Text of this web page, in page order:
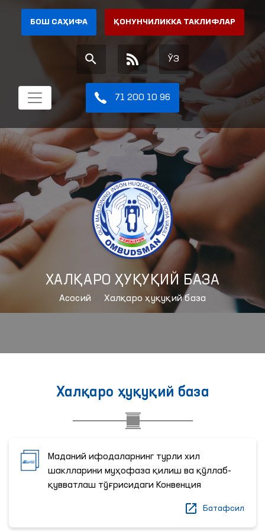
БОШ САҲИФА ҚОНУНЧИЛИККА ТАКЛИФЛАР
ЎЗ
71 200 10 96
ХАЛҚАРО ҲУҚУҚИЙ БАЗА
Aсосий Халқаро ҳуқуқий база
Халқаро ҳуқуқий база
Маданий ифодаларнинг турли хил
шаклларини муҳофаза қилиш ва қўллаб-
қувватлаш тўғрисидаги Конвенция
Батафсил